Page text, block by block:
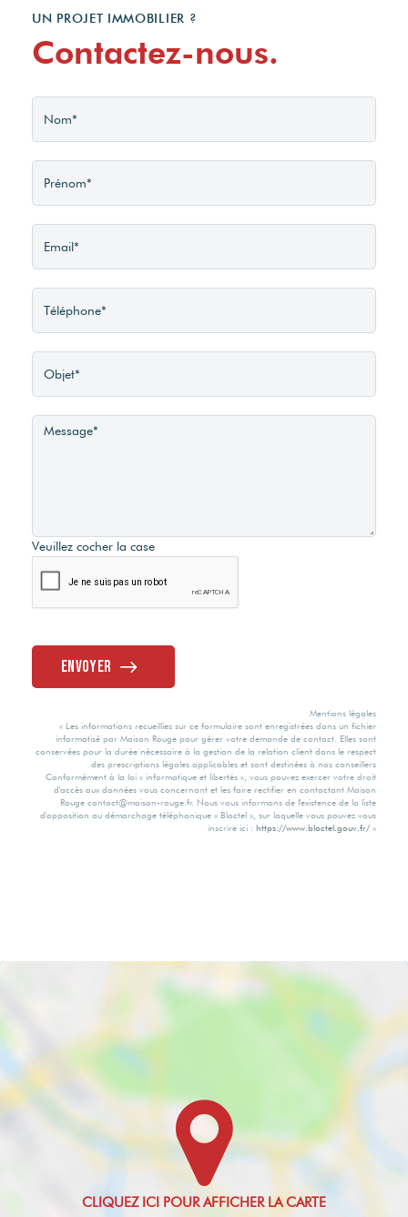
UN PROJET IMMOBILIER ?
Contactez-nous.
Veuillez cocher la case
Envoyer
Mentions légales
« Les informations recueillies sur ce formulaire sont enregistrées dans un fichier
informatisé par Maison Rouge pour gérer votre demande de contact. Elles sont
conservées pour la durée nécessaire à la gestion de la relation client dans le respect
des prescriptions légales applicables et sont destinées à nos conseillers
Conformément à la loi « informatique et libertés », vous pouvez exercer votre droit
d'accès aux données vous concernant et les faire rectifier en contactant Maison
Rouge contact@maison-rouge.fr. Nous vous informons de l'existence de la liste
d'opposition au démarchage téléphonique « Bloctel », sur laquelle vous pouvez vous
inscrire ici : https://www.bloctel.gouv.fr/ »